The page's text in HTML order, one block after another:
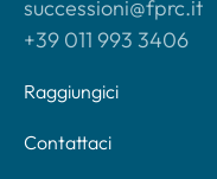
successioni@fprc.it
+39 011 993 3406
Raggiungici
Contattaci